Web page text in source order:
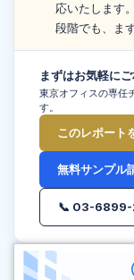
応いたします
段階でも、ま
まずはお気軽にご
東京オフィスの専任
す。
このレポート
無料サンプ
📞 03-